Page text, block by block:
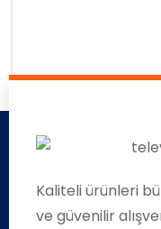
Kaliteli ürünleri
ve güvenilir